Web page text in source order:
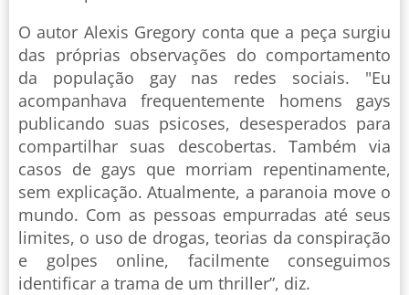
O autor Alexis Gregory conta que a peça surgiu
das próprias observações do comportamento
da população gay nas redes sociais. "Eu
acompanhava frequentemente homens gays
publicando suas psicoses, desesperados para
compartilhar suas descobertas. Também via
casos de gays que morriam repentinamente,
sem explicação. Atualmente, a paranoia move o
mundo. Com as pessoas empurradas até seus
limites, o uso de drogas, teorias da conspiração
e golpes online, facilmente conseguimos
identificar a trama de um thriller”, diz.